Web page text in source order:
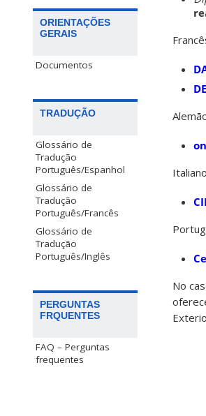
ORIENTAÇÕES
GERAIS
Documentos
TRADUÇÃO
Glossário de
Tradução
Português/Espanhol
Glossário de
Tradução
Português/Francês
Glossário de
Tradução
Português/Inglês
PERGUNTAS
FRQUENTES
FAQ – Perguntas
frequentes
No